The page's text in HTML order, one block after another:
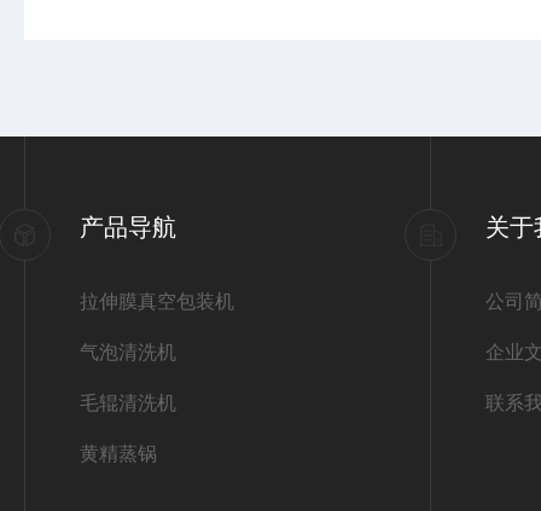
产品导航
拉伸膜真空包装机
气泡清洗机
毛辊清洗机
黄精蒸锅
关于
公司
企业
联系